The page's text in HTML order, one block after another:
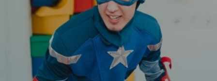
Капитан Америка